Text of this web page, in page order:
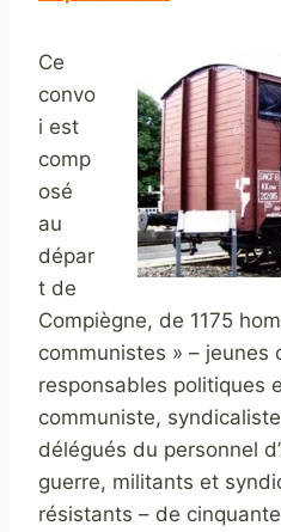
Ce
convo
i est
comp
osé
au
dépar
t de
Compiègne, de 1175
communistes » – jeunes
responsables politiques
communiste,
délégués du personnel
guerre, militants et
résistants – de